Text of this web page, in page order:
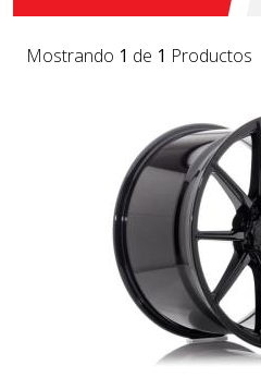
Mostrando 1 de 1 Productos